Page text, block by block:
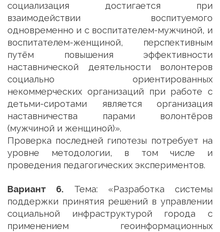
социализация достигается при
взаимодействии воспитуемого
одновременно и с воспитателем-мужчиной, и
воспитателем-женщиной, перспективным
путём повышения эффективности
наставнической деятельности волонтеров
социально ориентированных
некоммерческих организаций при работе с
детьми-сиротами является организация
наставничества парами волонтёров
(мужчиной и женщиной)».
Проверка последней гипотезы потребует на
уровне методологии, в том числе и
проведения педагогических экспериментов.
Вариант 6. Тема: «Разработка системы
поддержки принятия решений в управлении
социальной инфраструктурой города с
применением геоинформационных